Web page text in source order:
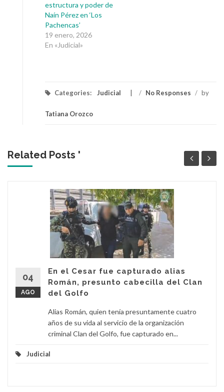
estructura y poder de
Naín Pérez en ‘Los
Pachencas’
19 enero, 2026
En «Judicial»
Categories: Judicial / No Responses / by
Tatiana Orozco
Related Posts '
04
AGO
En el Cesar fue capturado alias
Román, presunto cabecilla del Clan
del Golfo
Alias Román, quien tenía presuntamente cuatro
años de su vida al servicio de la organización
criminal Clan del Golfo, fue capturado en...
Judicial